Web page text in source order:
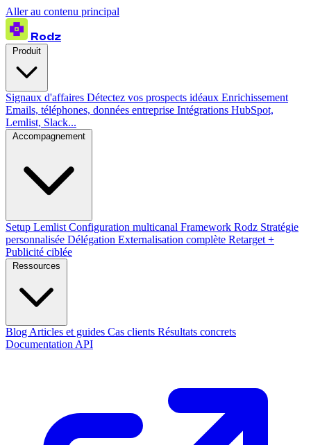
Aller au contenu principal
Rodz
Signaux d'affaires Détectez vos prospects idéaux Enrichissement
Emails, téléphones, données entreprise Intégrations HubSpot,
Lemlist, Slack...
Setup Lemlist Configuration multicanal Framework Rodz Stratégie
personnalisée Délégation Externalisation complète Retarget +
Publicité ciblée
Blog Articles et guides Cas clients Résultats concrets
Documentation API